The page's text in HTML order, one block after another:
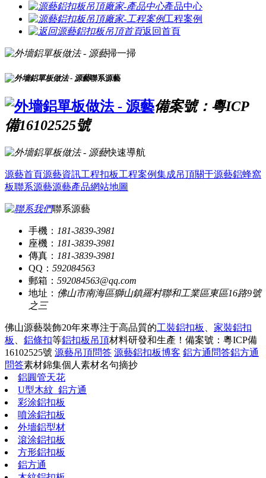
產品中心
工程案例
返回首頁
掃一掃
聯系源藝
備案號：粵ICP
備16102525號
快速導航
源藝首頁源藝資訊工程扣板工程案例集成吊頂關于源藝鋁蜂窩
板聯系源藝源藝產品網站地圖
聯系源藝
手機： 181-3839-3981
座機： 181-3839-3981
傳真： 181-3839-3981
QQ： 592084563
郵箱： 592084563@qq.com
地址： 佛山市南海區獅山鎮羅村聯和工業區東區16路9號
之三
佛山源藝裝飾20年來專注于高品質的工裝鋁扣板
家裝鋁扣
板
鋁條扣等鋁扣板吊頂材料研發和生產！ 備案號：粵ICP備
16102525號 源藝吊頂問答 源藝鋁扣板博客 鋁方通問答鋁方通
問答素材錦集個人素材名句摘抄
鋁圓管天花
U型木紋_鋁方通
彩涂鋁扣板
噴涂鋁扣板
外墻鋁型材
滾涂鋁扣板
方形鋁扣板
鋁方通